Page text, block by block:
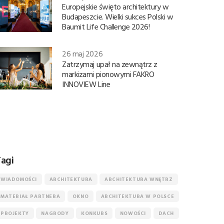
Europejskie święto architektury w
Budapeszcie. Wielki sukces Polski w
Baumit Life Challenge 2026!
26 maj 2026
Zatrzymaj upał na zewnątrz z
markizami pionowymi FAKRO
INNOVIEW Line
WIADOMOŚCI ARCHITEKTURA ARCHITEKTURA WNĘTRZ
MATERIAŁ PARTNERA OKNO ARCHITEKTURA W POLSCE
PROJEKTY NAGRODY KONKURS NOWOŚCI DACH